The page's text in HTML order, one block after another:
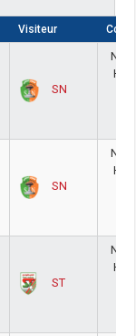
Visiteur
SN
SN
ST